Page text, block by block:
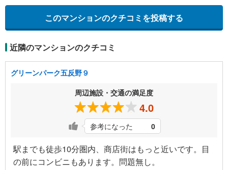
このマンションのクチコミを投稿する
近隣のマンションのクチコミ
グリーンパーク五反野９
周辺施設・交通の満足度
4.0
参考になった 0
駅までも徒歩10分圏内、商店街はもっと近いです。目
の前にコンビニもあります。問題無し。